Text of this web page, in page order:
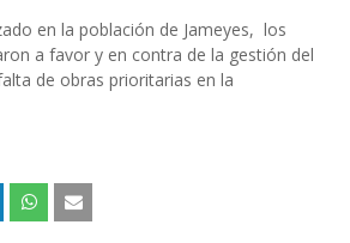
en la población de Jameyes, los
a favor y en contra de la gestión del
de obras prioritarias en la